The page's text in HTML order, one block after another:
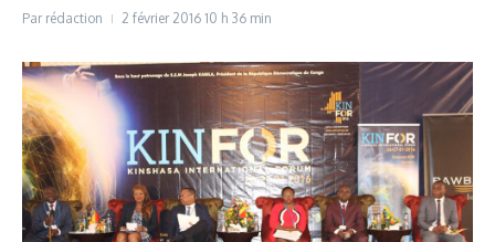
Par rédaction 2 février 2016 10 h 36 min